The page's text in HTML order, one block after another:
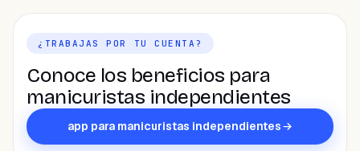
¿TRABAJAS POR TU CUENTA?
Conoce los beneficios para
manicuristas independientes
app para manicuristas independientes